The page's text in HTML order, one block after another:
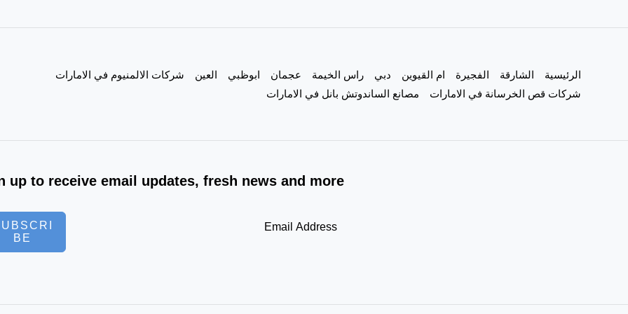
المطابخ
الرئيسية الشارقة الفجيرة ام القيوين دبي راس الخيمة عجمان ابوظبي العين
شركات الالمنيوم في الامارات
شركات قص الخرسانة في الامارات
مصانع الساندوتش بانل في الامارات
up to receive email updates, fresh news and more!
BE